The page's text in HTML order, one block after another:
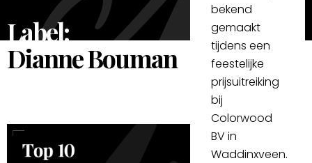
Label:
Dianne Bouman
bekend
gemaakt
tijdens een
feestelijke
prijsuitreiking
bij
Colorwood
BV in
Waddinxveen.